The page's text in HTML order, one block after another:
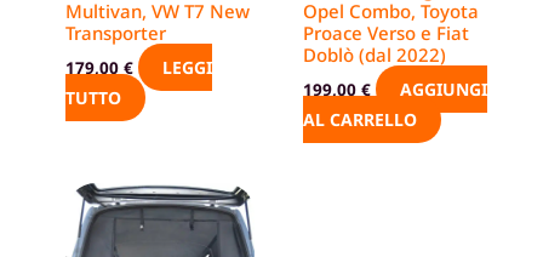
Multivan, VW T7 New
Transporter
179,00€
LEGGI
TUTTO
Opel Combo, Toyota
Proace Verso e Fiat
Doblò (dal 2022)
199,00 €
AGGIUNGI
AL CARRELLO